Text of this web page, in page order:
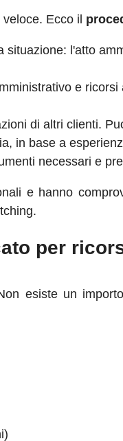
Ecco il
l'atto
e
di altri clienti.
in base a
necessari e
e hanno
per
esiste un